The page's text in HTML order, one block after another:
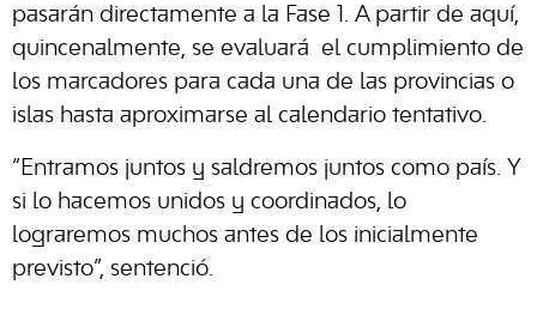
pasarán directamente a la Fase 1. A partir de aquí,
quincenalmente, se evaluará el cumplimiento de
los marcadores para cada una de las provincias o
islas hasta aproximarse al calendario tentativo.
“Entramos juntos y saldremos juntos como país. Y
si lo hacemos unidos y coordinados, lo
lograremos muchos antes de los inicialmente
previsto”, sentenció.